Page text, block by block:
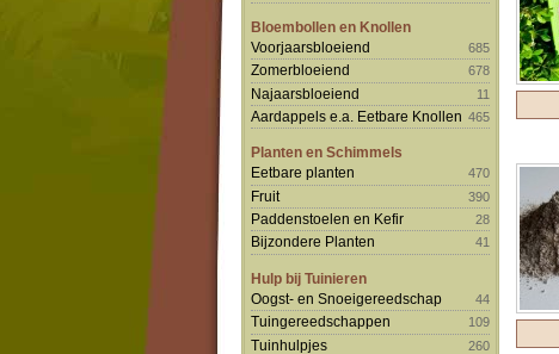
Bloembollen en Knollen
Voorjaarsbloeiend
685
Zomerbloeiend 678
Najaarsbloeiend 11
Aardappels e.a. Eetbare Knollen 465
Planten en Schimmels
Eetbare planten
470
Fruit 390
Paddenstoelen en Kefir 28
Bijzondere Planten 41
Hulp bij Tuinieren
Oogst- en Snoeigereedschap
44
Tuingereedschappen 109
Tuinhulpjes 260